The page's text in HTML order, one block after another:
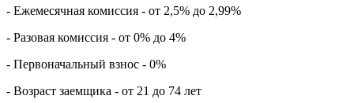
- Ежемесячная комиссия - от 2,5% до 2,99%
- Разовая комиссия - от 0% до 4%
- Первоначальный взнос - 0%
- Возраст заемщика - от 21 до 74 лет